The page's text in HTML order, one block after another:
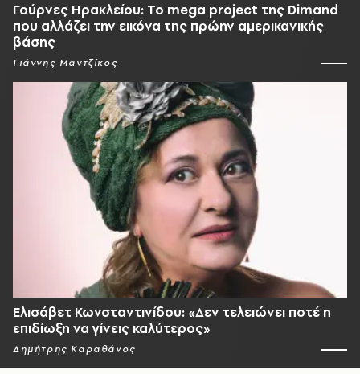
Γούρνες Ηρακλείου: To mega project της Dimand
που αλλάζει την εικόνα της πρώην αμερικανικής
βάσης
Γιάννης Μαντζίκος
Ελισάβετ Κωνσταντινίδου: «Δεν τελειώνει ποτέ η
επιδίωξη να γίνεις καλύτερος»
Δημήτρης Καραθάνος